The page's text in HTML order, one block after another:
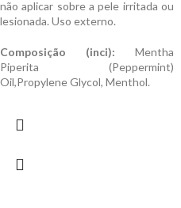
não aplicar sobre a pele irritada ou
lesionada. Uso externo.
Composição (inci): Mentha
Piperita (Peppermint)
Oil,Propylene Glycol, Menthol.